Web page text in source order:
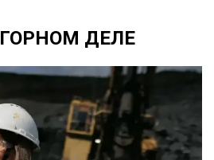
ГОРНОМ ДЕЛЕ